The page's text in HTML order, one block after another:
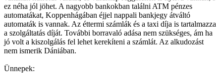
ez néha jól jöhet. A nagyobb bankokban találni ATM pénzes
automatákat, Koppenhágában éjjel nappali bankjegy átváltó
automaták is vannak. Az éttermi számlák és a taxi díja is tartalmazza
a szolgáltatás díját. További borravaló adása nem szükséges, ám ha
jó volt a kiszolgálás fel lehet kerekíteni a számlát. Az alkudozást
nem ismerik Dániában.
Ünnepek: